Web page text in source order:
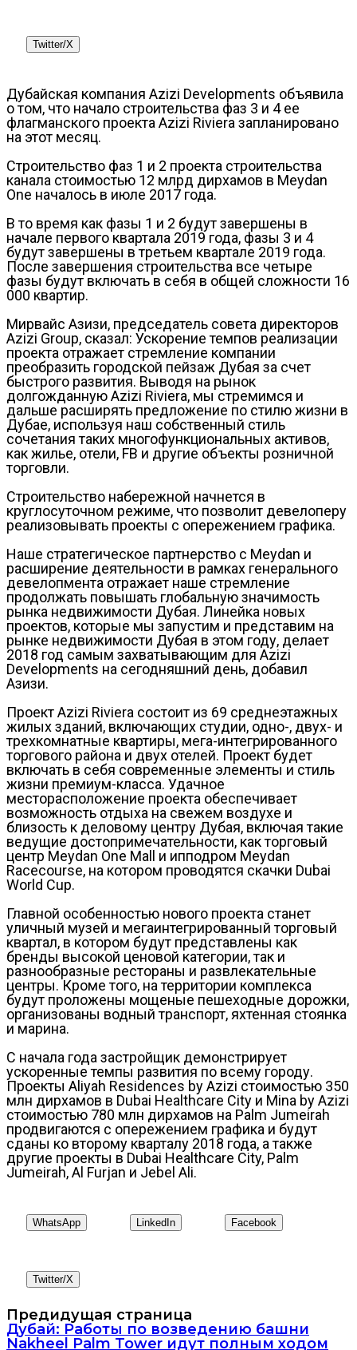
Twitter/X
Дубайская компания Azizi Developments объявила
о том, что начало строительства фаз 3 и 4 ее
флагманского проекта Azizi Riviera запланировано
на этот месяц.
Строительство фаз 1 и 2 проекта строительства
канала стоимостью 12 млрд дирхамов в Meydan
One началось в июле 2017 года.
В то время как фазы 1 и 2 будут завершены в
начале первого квартала 2019 года, фазы 3 и 4
будут завершены в третьем квартале 2019 года.
После завершения строительства все четыре
фазы будут включать в себя в общей сложности 16
000 квартир.
Мирвайс Азизи, председатель совета директоров
Azizi Group, сказал: Ускорение темпов реализации
проекта отражает стремление компании
преобразить городской пейзаж Дубая за счет
быстрого развития. Выводя на рынок
долгожданную Azizi Riviera, мы стремимся и
дальше расширять предложение по стилю жизни в
Дубае, используя наш собственный стиль
сочетания таких многофункциональных активов,
как жилье, отели, FB и другие объекты розничной
торговли.
Строительство набережной начнется в
круглосуточном режиме, что позволит девелоперу
реализовывать проекты с опережением графика.
Наше стратегическое партнерство с Meydan и
расширение деятельности в рамках генерального
девелопмента отражает наше стремление
продолжать повышать глобальную значимость
рынка недвижимости Дубая. Линейка новых
проектов, которые мы запустим и представим на
рынке недвижимости Дубая в этом году, делает
2018 год самым захватывающим для Azizi
Developments на сегодняшний день, добавил
Азизи.
Проект Azizi Riviera состоит из 69 среднеэтажных
жилых зданий, включающих студии, одно-, двух- и
трехкомнатные квартиры, мега-интегрированного
торгового района и двух отелей. Проект будет
включать в себя современные элементы и стиль
жизни премиум-класса. Удачное
месторасположение проекта обеспечивает
возможность отдыха на свежем воздухе и
близость к деловому центру Дубая, включая такие
ведущие достопримечательности, как торговый
центр Meydan One Mall и ипподром Meydan
Racecourse, на котором проводятся скачки Dubai
World Cup.
Главной особенностью нового проекта станет
уличный музей и мегаинтегрированный торговый
квартал, в котором будут представлены как
бренды высокой ценовой категории, так и
разнообразные рестораны и развлекательные
центры. Кроме того, на территории комплекса
будут проложены мощеные пешеходные дорожки,
организованы водный транспорт, яхтенная стоянка
и марина.
С начала года застройщик демонстрирует
ускоренные темпы развития по всему городу.
Проекты Aliyah Residences by Azizi стоимостью 350
млн дирхамов в Dubai Healthcare City и Mina by Azizi
стоимостью 780 млн дирхамов на Palm Jumeirah
продвигаются с опережением графика и будут
сданы ко второму кварталу 2018 года, а также
другие проекты в Dubai Healthcare City, Palm
Jumeirah, Al Furjan и Jebel Ali.
WhatsApp LinkedIn Facebook
Twitter/X
Предидущая страница
Дубай: Работы по возведению башни
Nakheel Palm Tower идут полным ходом